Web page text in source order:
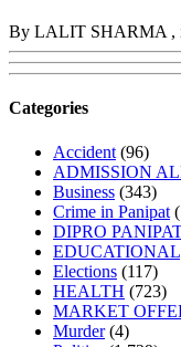
By LALIT SHARMA ,
Categories
Accident (96)
ADMISSION
Business (343)
Crime in Panipat
DIPRO
EDUCATIONAL
Elections (117)
HEALTH (723)
MARKET
Murder(4)